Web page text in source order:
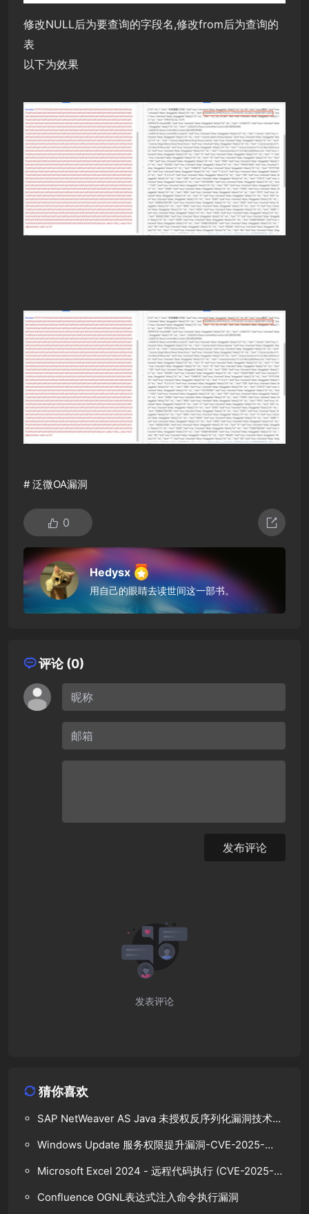
修改NULL后为要查询的字段名,修改from后为查询的
表
以下为效果
# 泛微OA漏洞
0
Hedysx
用自己的眼睛去读世间这一部书。
评论 (0)
发布评论
发表评论
猜你喜欢
SAP NetWeaver AS Java 未授权反序列化漏洞技术分
Windows Update 服务权限提升漏洞-CVE-2025-
Microsoft Excel 2024 - 远程代码执行 (CVE-2025-
Confluence OGNL表达式注入命令执行漏洞